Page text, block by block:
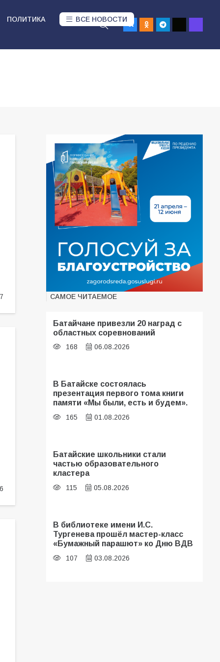
ПОЛИТИКА ВСЕ НОВОСТИ
САМОЕ ЧИТАЕМОЕ
Батайчане привезли 20 наград с
областных соревнований
168 06.08.2026
В Батайске состоялась
презентация первого тома книги
памяти «Мы были, есть и будем».
165 01.08.2026
Батайские школьники стали
частью образовательного
кластера
115 05.08.2026
В библиотеке имени И.С.
Тургенева прошёл мастер-класс
«Бумажный парашют» ко Дню ВДВ
107 03.08.2026